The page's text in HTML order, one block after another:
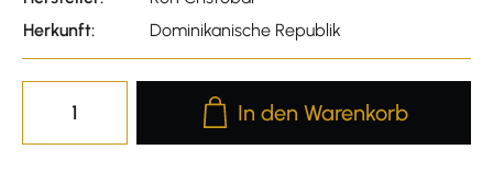
Herkunft:
Dominikanische Republik
Produkt Anzahl: Gib den
In den Warenkorb